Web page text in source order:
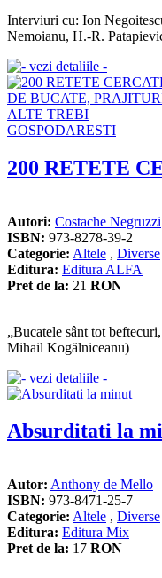
Interviuri cu: Ion
Nemoianu, H.-R.
200 RETETE
Autori: Costache Negruzzi
ISBN: 973-8278-39-2
Categorie: Altele , Diverse
Editura: Editura ALFA
Pret de la: 21 RON
„Bucatele sânt tot
Mihail Kogălniceanu)
Absurditati la
Autor: Anthony de Mello
ISBN: 973-8471-25-7
Categorie: Altele , Diverse
Editura: Editura Mix
Pret de la: 17 RON